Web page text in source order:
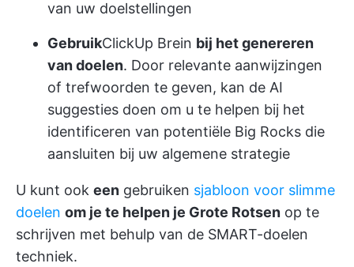
van uw doelstellingen
GebruikClickUp Brein bij het genereren
van doelen. Door relevante aanwijzingen
of trefwoorden te geven, kan de AI
suggesties doen om u te helpen bij het
identificeren van potentiële Big Rocks die
aansluiten bij uw algemene strategie
U kunt ook een gebruiken sjabloon voor slimme
doelen om je te helpen je Grote Rotsen op te
schrijven met behulp van de SMART-doelen
techniek.